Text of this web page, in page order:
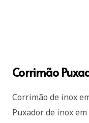
Corrimão
Corrimão de inox
Puxador de inox